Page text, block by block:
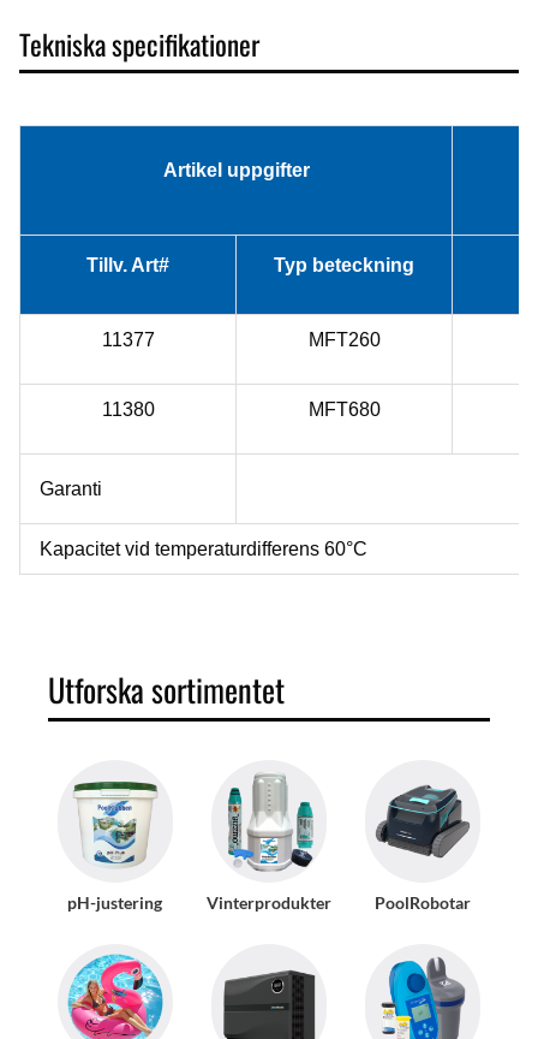
Tekniska specifikationer
Artikel uppgifter
Tillv. Art# Typ beteckning
11377 MFT260
11380 MFT680
Garanti
Kapacitet vid temperaturdifferens 60°C
Utforska sortimentet
pH-justering Vinterprodukter PoolRobotar